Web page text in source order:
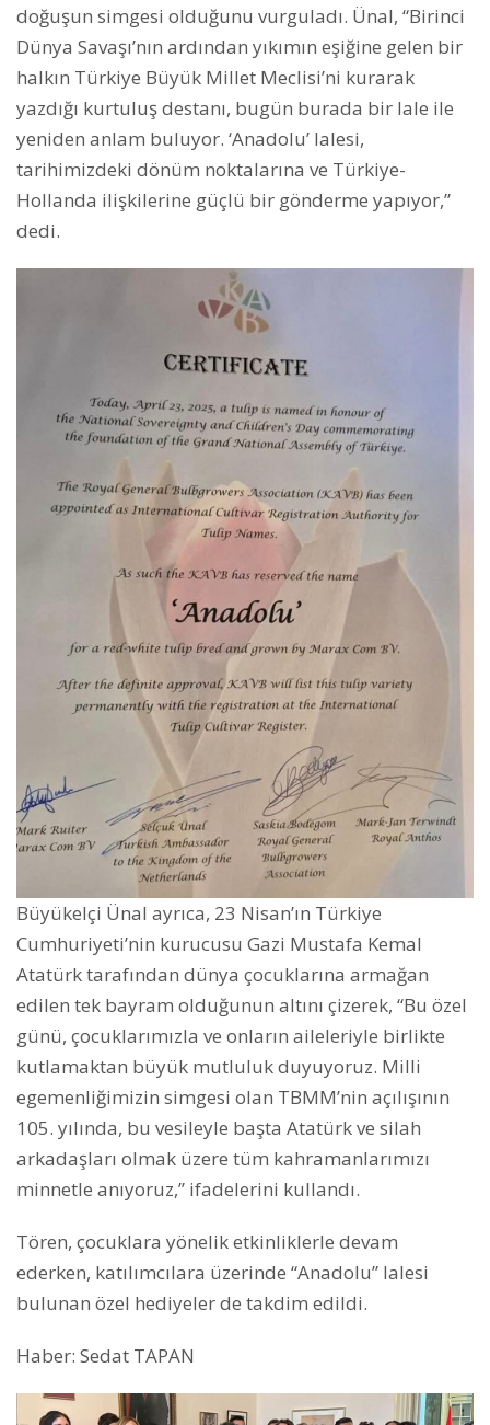
doğuşun simgesi olduğunu vurguladı. Ünal, “Birinci
Dünya Savaşı’nın ardından yıkımın eşiğine gelen bir
halkın Türkiye Büyük Millet Meclisi’ni kurarak
yazdığı kurtuluş destanı, bugün burada bir lale ile
yeniden anlam buluyor. ‘Anadolu’ lalesi,
tarihimizdeki dönüm noktalarına ve Türkiye-
Hollanda ilişkilerine güçlü bir gönderme yapıyor,”
dedi.
Büyükelçi Ünal ayrıca, 23 Nisan’ın Türkiye
Cumhuriyeti’nin kurucusu Gazi Mustafa Kemal
Atatürk tarafından dünya çocuklarına armağan
edilen tek bayram olduğunun altını çizerek, “Bu özel
günü, çocuklarımızla ve onların aileleriyle birlikte
kutlamaktan büyük mutluluk duyuyoruz. Milli
egemenliğimizin simgesi olan TBMM’nin açılışının
105. yılında, bu vesileyle başta Atatürk ve silah
arkadaşları olmak üzere tüm kahramanlarımızı
minnetle anıyoruz,” ifadelerini kullandı.
Tören, çocuklara yönelik etkinliklerle devam
ederken, katılımcılara üzerinde “Anadolu” lalesi
bulunan özel hediyeler de takdim edildi.
Haber: Sedat TAPAN